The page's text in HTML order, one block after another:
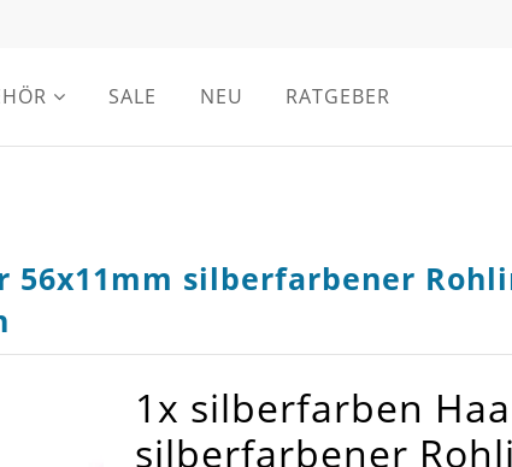
SALE NEU RATGEBER
silberfarbener
1x silberfarben
silberfarbener